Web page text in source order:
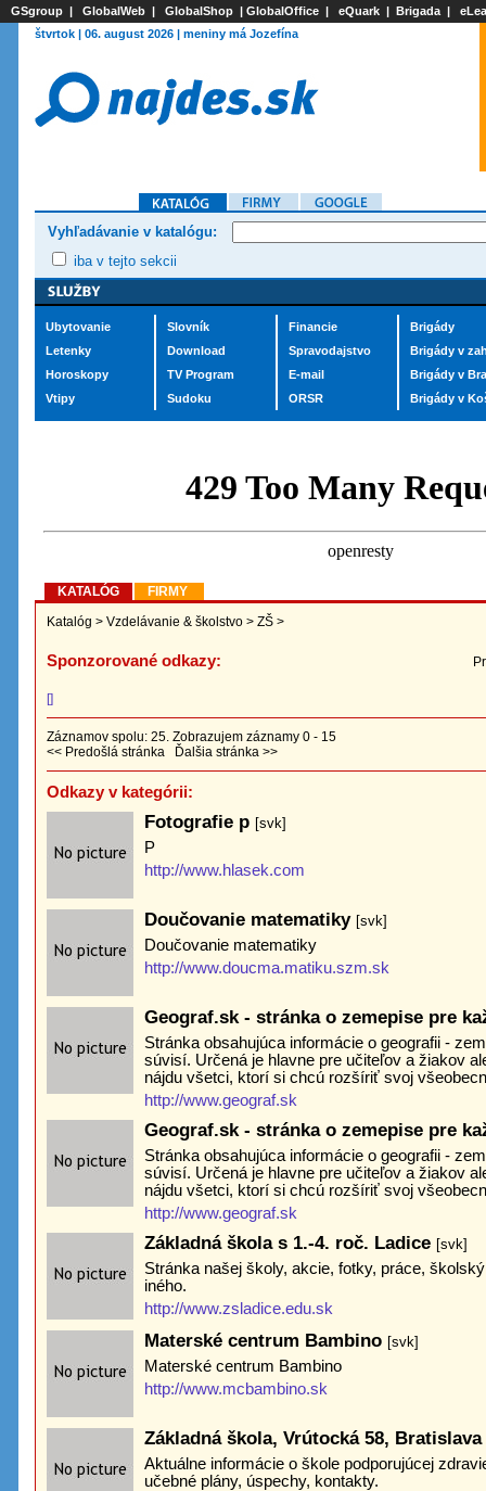
GSgroup | GlobalWeb | GlobalShop | GlobalOffice | eQuark | Brigada |
štvrtok | 06. august 2026 | meniny má Jozefína
Vyhľadávanie v katalógu:
iba v tejto sekcii
Ubytovanie
Letenky
Horoskopy
Vtipy
Slovník
Download
TV Program
Sudoku
Financie
Spravodajstvo
E-mail
ORSR
Brigády
Brigády v
Brigády v
Brigády v
KATALÓG
FIRMY
Katalóg > Vzdelávanie & školstvo > ZŠ >
Sponzorované odkazy:
[]
Záznamov spolu: 25. Zobrazujem záznamy 0 - 15
<< Predošlá stránka
Ďalšia stránka >>
Odkazy v kategórii:
Fotografie p [svk]
P
http://www.hlasek.com
Doučovanie matematiky [svk]
Doučovanie matematiky
http://www.doucma.matiku.szm.sk
Geograf.sk - stránka o zemepise pre
Stránka obsahujúca informácie o geografii -
súvisí. Určená je hlavne pre učiteľov a žiakov
nájdu všetci, ktorí si chcú rozšíriť svoj
http://www.geograf.sk
Geograf.sk - stránka o zemepise pre
Stránka obsahujúca informácie o geografii -
súvisí. Určená je hlavne pre učiteľov a žiakov
nájdu všetci, ktorí si chcú rozšíriť svoj
http://www.geograf.sk
Základná škola s 1.-4. roč. Ladice [svk]
Stránka našej školy, akcie, fotky, práce,
iného.
http://www.zsladice.edu.sk
Materské centrum Bambino [svk]
Materské centrum Bambino
http://www.mcbambino.sk
Základná škola, Vrútocká 58,
Aktuálne informácie o škole podporujúcej
učebné plány, úspechy, kontakty.